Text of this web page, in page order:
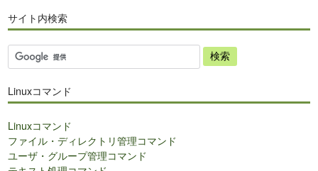
サイト内検索
サ
イ
内
索
Linuxコマンド
Linuxコマンド
ファイル・ディレクトリ管理コマンド
ユーザ・グループ管理コマンド